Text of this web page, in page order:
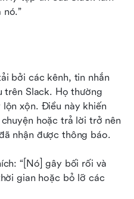
nó.”
bởi các kênh, tin nhắn
trên Slack. Họ thường
xộn. Điều này khiến
hoặc trả lời trở nên
nhận được thông báo.
“[Nó] gây bối rối và
gian hoặc bỏ lỡ các